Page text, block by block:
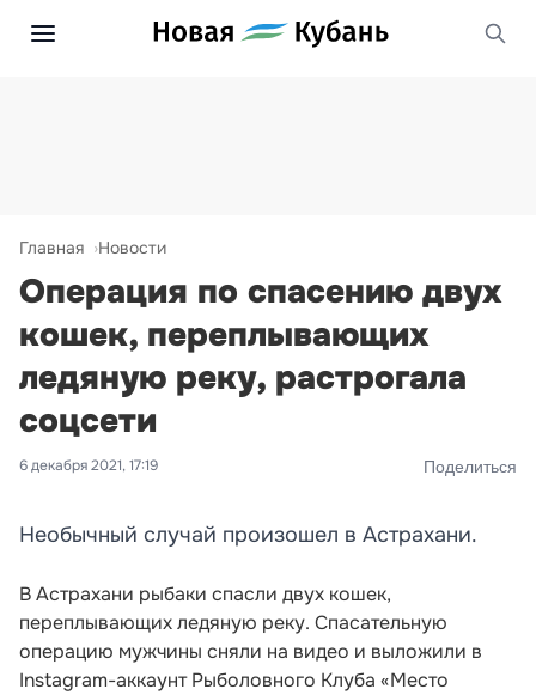
Главная Новости
Операция по спасению двух
кошек, переплывающих
ледяную реку, растрогала
соцсети
6 декабря 2021, 17:19 Поделиться
Необычный случай произошел в Астрахани.
В Астрахани рыбаки спасли двух кошек,
переплывающих ледяную реку. Спасательную
операцию мужчины сняли на видео и выложили в
Instagram-аккаунт Рыболовного Клуба «Место